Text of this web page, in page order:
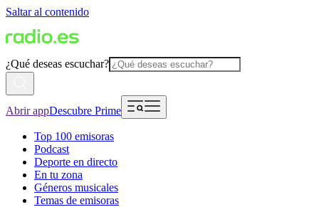
Saltar al contenido
¿Qué deseas escuchar?
Abrir appDescubre Prime
Top 100 emisoras
Podcast
Deporte en directo
En tu zona
Géneros musicales
Temas de emisoras